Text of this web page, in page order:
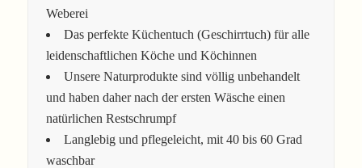
Weberei
Das perfekte Küchentuch (Geschirrtuch) für alle
leidenschaftlichen Köche und Köchinnen
Unsere Naturprodukte sind völlig unbehandelt
und haben daher nach der ersten Wäsche einen
natürlichen Restschrumpf
Langlebig und pflegeleicht, mit 40 bis 60 Grad
waschbar